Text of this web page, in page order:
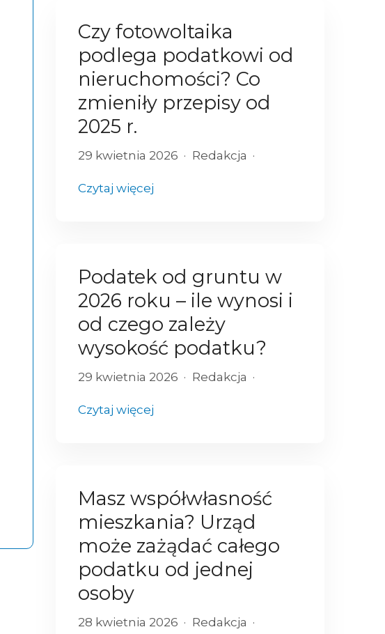
Czy fotowoltaika
podlega podatkowi od
nieruchomości? Co
zmieniły przepisy od
2025 r.
29 kwietnia 2026 Redakcja
Czytaj więcej
Podatek od gruntu w
2026 roku – ile wynosi i
od czego zależy
wysokość podatku?
29 kwietnia 2026 Redakcja
Czytaj więcej
Masz współwłasność
mieszkania? Urząd
może zażądać całego
podatku od jednej
osoby
28 kwietnia 2026 Redakcja